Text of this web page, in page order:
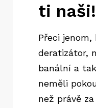
ti naši!
Přeci
deratizátor,
banální a
neměli
než právě